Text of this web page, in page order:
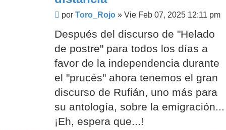
Mensaje
por Toro_Rojo» Vie Feb 07, 2025 12:11 pm
Después del discurso de "Helado
de postre" para todos los días a
favor de la independencia durante
el "prucés" ahora tenemos el gran
discurso de Rufián, uno más para
su antología, sobre la emigración...
¡Eh, espera que...!